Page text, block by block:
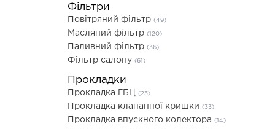
Фільтри
Повітряний фільтр (49)
Масляний фільтр (120)
Паливний фільтр (36)
Фільтр салону (61)
Прокладки
Прокладка ГБЦ (23)
Прокладка клапанної кришки (33)
Прокладка впускного колектора (14)